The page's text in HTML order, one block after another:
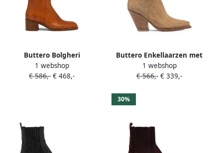
Buttero Bolgheri
enkellaarzen met blokhak
en rits Bruin
1 webshop
€ 586,- € 468,-
Buttero Enkellaarzen met
puntige neus Bruin
1 webshop
€ 566,- € 339,-
30%